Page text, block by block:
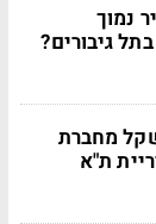
נמוך
מיליון שקל מחברת
ת"א